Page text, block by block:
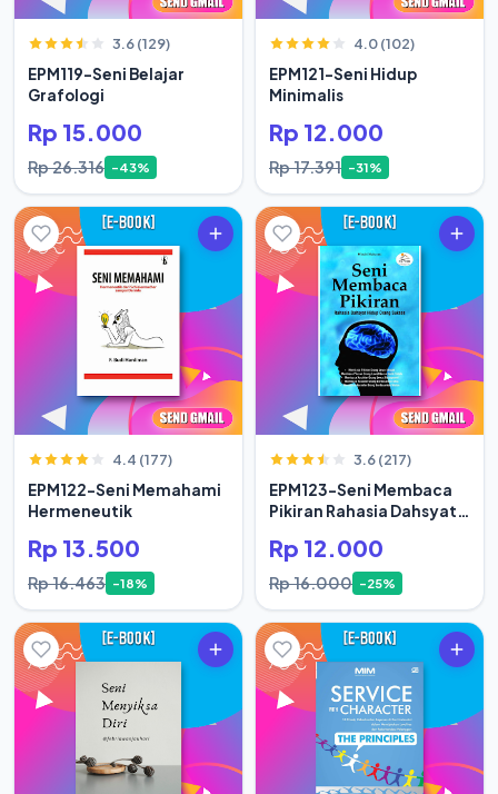
3.6 (129)
EPM119-Seni Belajar
Grafologi
Rp 15.000
Rp 26.316 -43%
4.0 (102)
EPM121-Seni Hidup
Minimalis
Rp 12.000
Rp 17.391 -31%
4.4 (177)
EPM122-Seni Memahami
Hermeneutik
Rp 13.500
Rp 16.463 -18%
3.6 (217)
EPM123-Seni Membaca
Pikiran Rahasia Dahsyat
Rp 12.000
Rp 16.000 -25%